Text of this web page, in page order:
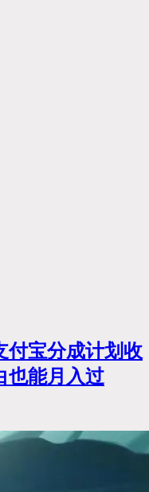
付宝分成计划收
也能月入过